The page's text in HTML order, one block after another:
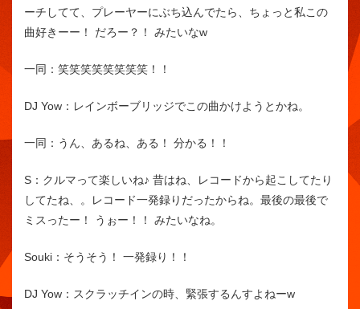
ーチしてて、プレーヤーにぶち込んでたら、ちょっと私この
曲好きーー！ だろー？！ みたいなw
一同： 笑笑笑笑笑笑笑笑！！
DJ Yow： レインボーブリッジでこの曲かけようとかね。
一同： うん、あるね、ある！ 分かる！！
S： クルマって楽しいね♪ 昔はね、レコードから起こしてたり
してたね、。レコード一発録りだったからね。最後の最後で
ミスったー！ うぉー！！ みたいなね。
Souki： そうそう！ 一発録り！！
DJ Yow： スクラッチインの時、緊張するんすよねーw